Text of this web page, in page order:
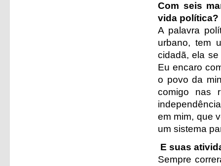
Com seis
vida política?
A palavra
urbano, tem
cidadã, ela
Eu encaro
o povo da
comigo nas
em mim, que
um sistema
E suas
Sempre